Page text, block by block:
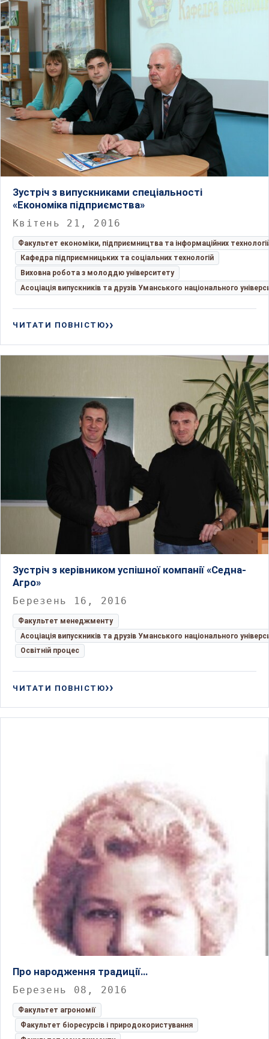
Зустріч з випускниками спеціальності
«Економіка підприємства»
Квітень 21, 2016
Факультет економіки, підприємництва та інформаційних
Кафедра підприємницьких та соціальних технологій
Виховна робота з молоддю університету
Асоціація випускників та друзів Уманського національного
ЧИТАТИ ПОВНІСТЮ
Зустріч з керівником успішної компанії «Седна-
Агро»
Березень 16, 2016
Факультет менеджменту
Асоціація випускників та друзів Уманського національного
Освітній процес
ЧИТАТИ ПОВНІСТЮ
Про народження традиції…
Березень 08, 2016
Факультет агрономії
Факультет біоресурсів і природокористування